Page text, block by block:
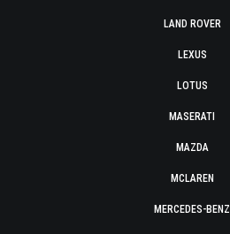
LAND ROVER
LEXUS
LOTUS
MASERATI
MAZDA
MCLAREN
MERCEDES-BENZ